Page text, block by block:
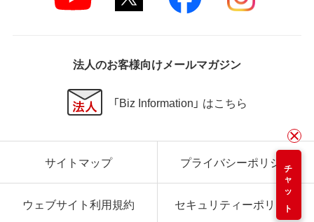
チャット
法人のお客様向けメールマガジン
「Biz Information」 はこちら
サイトマップ プライバシーポリシー
ウェブサイト利用規約 セキュリティーポリシー